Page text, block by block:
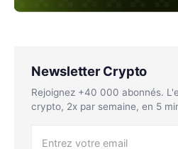
Newsletter Crypto
Rejoignez +40 000 abonnés.
crypto, 2x par semaine, en 5